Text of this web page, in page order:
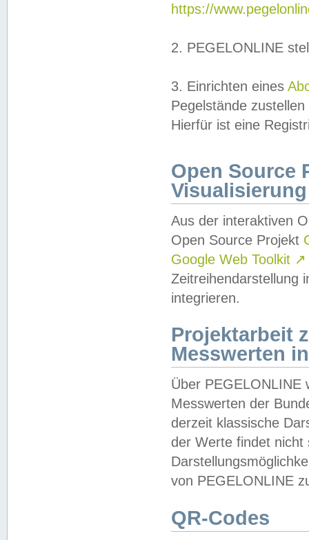
https://
2. PEGELONLINE
3. Einrichten eines
Pegelstände
Hierfür ist eine
Open Source
Visualisierung
Aus der interaktiven
Open Source Projekt
Google Web Toolkit ↗
Zeitreihendarstellung
integrieren.
Projektarbeit
Messwerten
Über PEGELONLINE
Messwerten der
derzeit klassische
der Werte findet
von PEGELONLINE
QR-Codes